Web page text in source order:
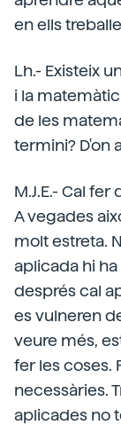
en ells
Lh.- Existeix
i la
de les
termini? D'on
M.J.E.- Cal
A vegades
molt estreta.
aplicada hi
després cal
es vulneren
veure més,
fer les coses.
necessàries.
aplicades no